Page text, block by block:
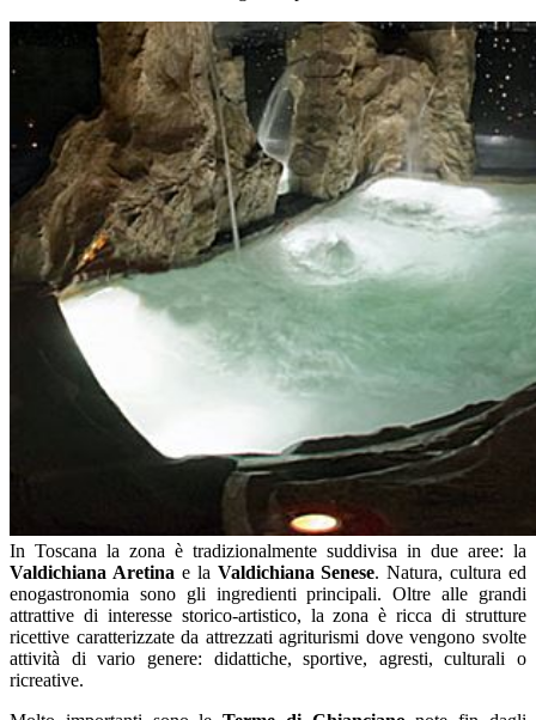
In Toscana la zona è tradizionalmente suddivisa in due aree: la
Valdichiana Aretina e la Valdichiana Senese. Natura, cultura ed
enogastronomia sono gli ingredienti principali. Oltre alle grandi
attrattive di interesse storico-artistico, la zona è ricca di strutture
ricettive caratterizzate da attrezzati agriturismi dove vengono svolte
attività di vario genere: didattiche, sportive, agresti, culturali o
ricreative.